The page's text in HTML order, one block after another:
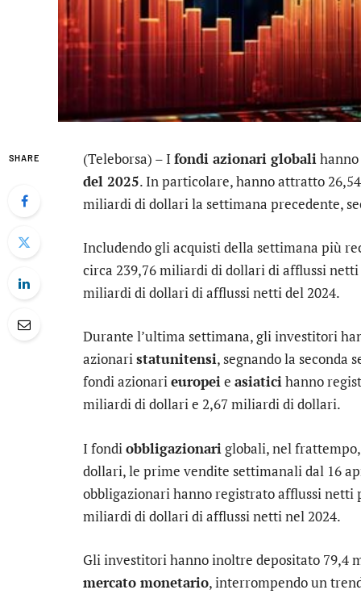
SHARE (Teleborsa) – I fondi azionari globali
del 2025. In particolare, hanno attratto
miliardi di dollari la settimana precedente,
Includendo gli acquisti della settimana più
circa 239,76 miliardi di dollari di afflussi netti
miliardi di dollari di afflussi netti del 2024.
Durante l’ultima settimana, gli investitori
azionaristatunitensi, segnando la seconda
fondi azionarieuropeie asiaticihanno
miliardi di dollari e 2,67 miliardi di dollari.
I fondi obbligazionari globali, nel
dollari, le prime vendite settimanali dal 16
obbligazionari hanno registrato afflussi netti
miliardi di dollari di afflussi netti nel 2024.
Gli investitori hanno inoltre depositato 79,4
mercato monetario, interrompendo un